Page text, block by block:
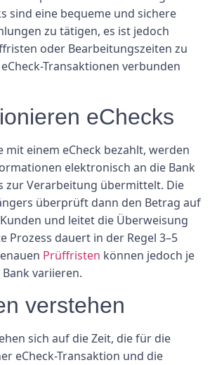
sind eine bequeme und sichere
zu tätigen, es ist jedoch
oder Bearbeitungszeiten zu
Transaktionen verbunden
eChecks
mit einem eCheck bezahlt, werden
elektronisch an die Bank
zur Verarbeitung übermittelt. Die
überprüft dann den Betrag auf
und leitet die Überweisung
Prozess dauert in der Regel 3–5
Prüffristen können jedoch je
variieren.
verstehen
sich auf die Zeit, die für die
eCheck-Transaktion und die